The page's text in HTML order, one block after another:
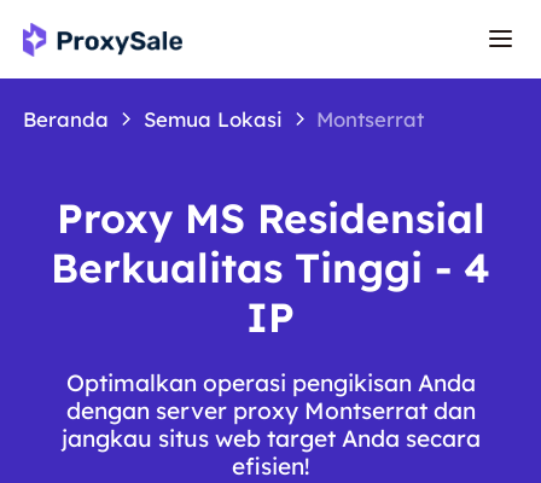
Beranda Semua Lokasi Montserrat
Proxy MS Residensial
Berkualitas Tinggi - 4
IP
Optimalkan operasi pengikisan Anda
dengan server proxy Montserrat dan
jangkau situs web target Anda secara
efisien!